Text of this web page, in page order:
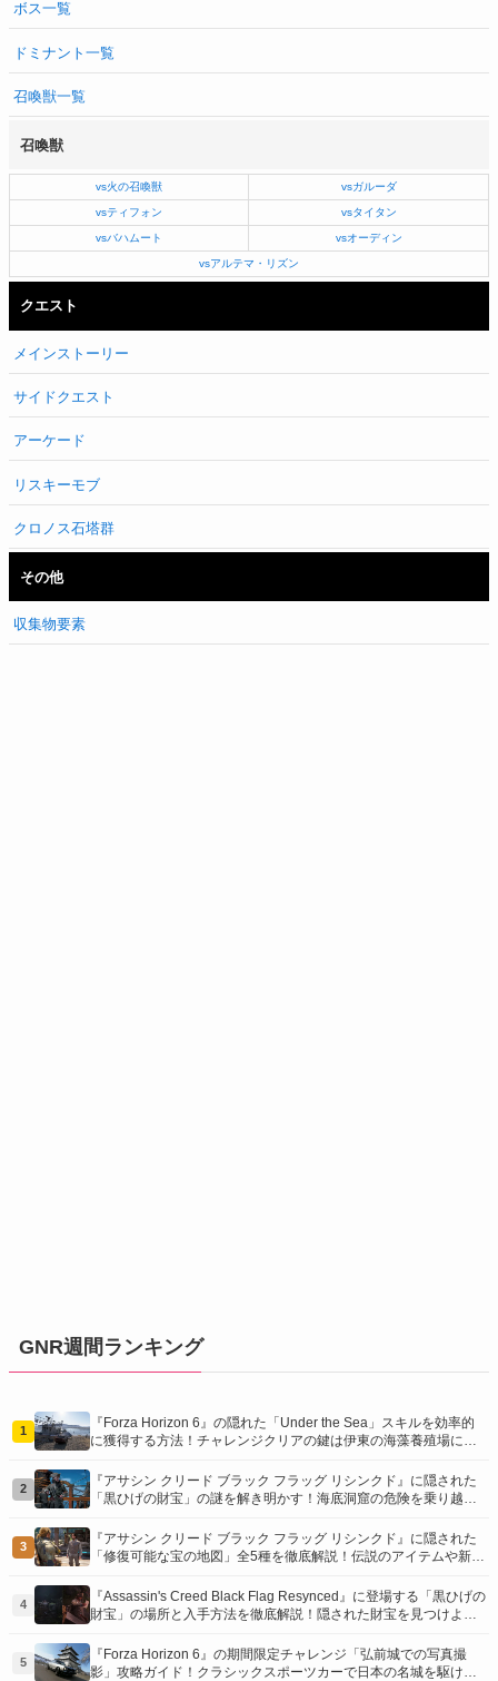
ボス一覧
ドミナント一覧
召喚獣一覧
召喚獣
vs火の召喚獣 vsガルーダ
vsティフォン vsタイタン
vsバハムート vsオーディン
vsアルテマ・リズン
クエスト
メインストーリー
サイドクエスト
アーケード
リスキーモブ
クロノス石塔群
その他
収集物要素
GNR週間ランキング
1
『Forza Horizon 6』の隠れた「Under the Sea」スキルを効率的
に獲得する方法！チャレンジクリアの鍵は伊東の海藻養殖場にあ
2
『アサシン クリード ブラック フラッグ リシンクド』に隠された
「黒ひげの財宝」の謎を解き明かす！海底洞窟の危険を乗り越
3
『アサシン クリード ブラック フラッグ リシンクド』に隠された
「修復可能な宝の地図」全5種を徹底解説！伝説のアイテムや新衣
介！
4
『Assassin's Creed Black Flag Resynced』に登場する「黒ひげの
財宝」の場所と入手方法を徹底解説！隠された財宝を見つけよ
5
『Forza Horizon 6』の期間限定チャレンジ「弘前城での写真撮
影」攻略ガイド！クラシックスポーツカーで日本の名城を駆け巡